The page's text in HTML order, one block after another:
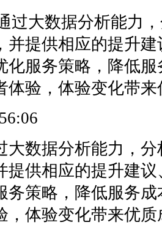
过大数据分析能力
并提供相应的提升
化服务策略，降低
体验，体验变化带
大数据分析能力，
提供相应的提升建
务策略，降低服务
，体验变化带来优质